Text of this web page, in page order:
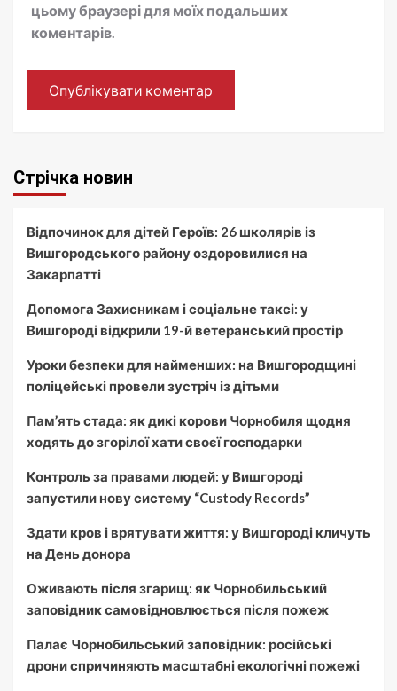
цьому браузері для моїх подальших
коментарів.
Стрічка новин
Відпочинок для дітей Героїв: 26 школярів із
Вишгородського району оздоровилися на
Закарпатті
Допомога Захисникам і соціальне таксі: у
Вишгороді відкрили 19-й ветеранський простір
Уроки безпеки для найменших: на Вишгородщині
поліцейські провели зустріч із дітьми
Пам’ять стада: як дикі корови Чорнобиля щодня
ходять до згорілої хати своєї господарки
Контроль за правами людей: у Вишгороді
запустили нову систему “Custody Records”
Здати кров і врятувати життя: у Вишгороді кличуть
на День донора
Оживають після згарищ: як Чорнобильський
заповідник самовідновлюється після пожеж
Палає Чорнобильський заповідник: російські
дрони спричиняють масштабні екологічні пожежі